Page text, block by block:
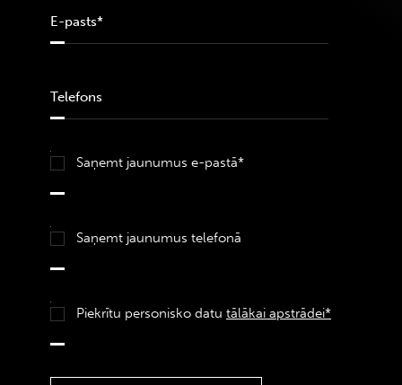
Saņemt jaunumus e-pastā*
Saņemt jaunumus telefonā
Piekrītu personisko datu tālākai apstrādei*